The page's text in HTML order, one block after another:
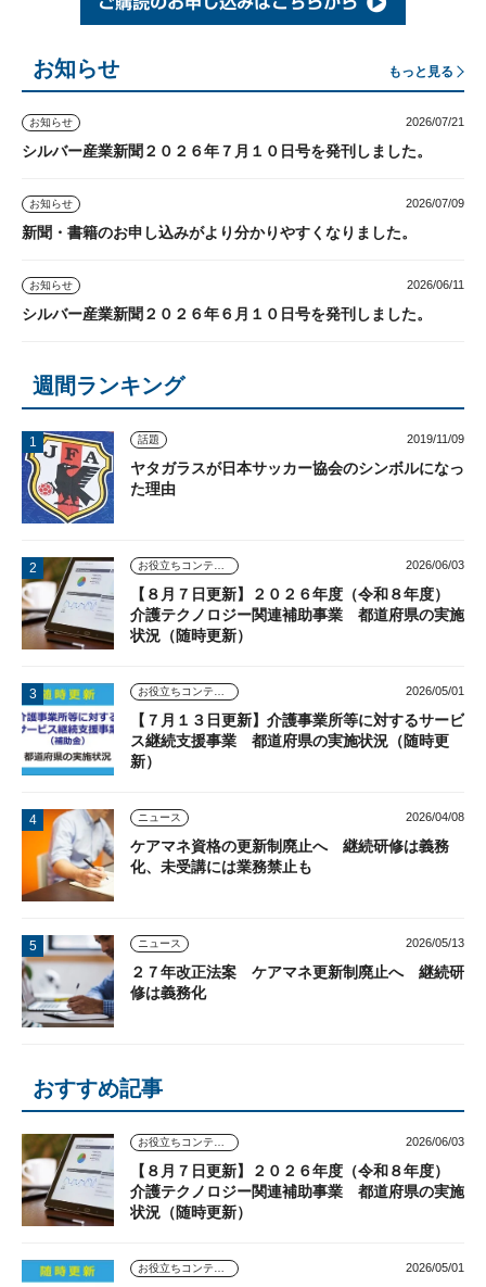
お知らせ もっと見る
お知らせ 2026/07/21
シルバー産業新聞２０２６年７月１０日号を発刊しました。
お知らせ 2026/07/09
新聞・書籍のお申し込みがより分かりやすくなりました。
お知らせ 2026/06/11
シルバー産業新聞２０２６年６月１０日号を発刊しました。
週間ランキング
話題 2019/11/09
ヤタガラスが日本サッカー協会のシンボルになっ
た理由
お役立ちコンテンツ 2026/06/03
【８月７日更新】２０２６年度（令和８年度）
介護テクノロジー関連補助事業 都道府県の実施
状況（随時更新）
お役立ちコンテンツ 2026/05/01
【７月１３日更新】介護事業所等に対するサービ
ス継続支援事業 都道府県の実施状況（随時更
新）
ニュース 2026/04/08
ケアマネ資格の更新制廃止へ 継続研修は義務
化、未受講には業務禁止も
ニュース 2026/05/13
２７年改正法案 ケアマネ更新制廃止へ 継続研
修は義務化
おすすめ記事
お役立ちコンテンツ 2026/06/03
【８月７日更新】２０２６年度（令和８年度）
介護テクノロジー関連補助事業 都道府県の実施
状況（随時更新）
お役立ちコンテンツ 2026/05/01